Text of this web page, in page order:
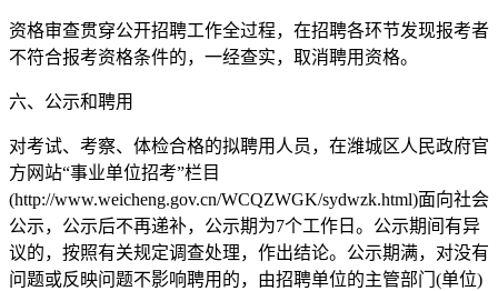
资格审查贯穿公开招聘工作全过程，在招聘各环节发现报考者
不符合报考资格条件的，一经查实，取消聘用资格。
六、公示和聘用
对考试、考察、体检合格的拟聘用人员，在潍城区人民政府官
方网站“事业单位招考”栏目
(http://www.weicheng.gov.cn/WCQZWGK/sydwzk.html)面向社会
公示，公示后不再递补，公示期为7个工作日。公示期间有异
议的，按照有关规定调查处理，作出结论。公示期满，对没有
问题或反映问题不影响聘用的，由招聘单位的主管部门(单位)